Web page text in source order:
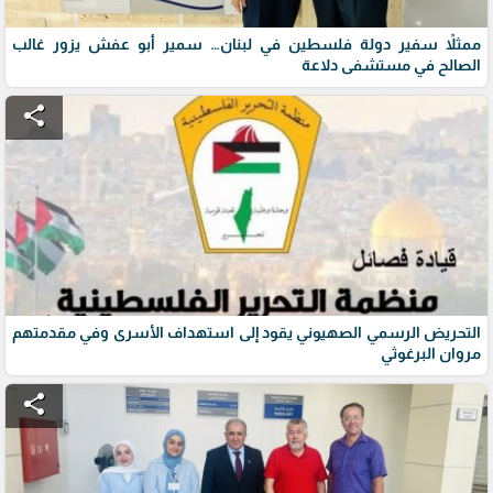
ممثلاً سفير دولة فلسطين في لبنان… سمير أبو عفش يزور غالب
الصالح في مستشفى دلاعة
share
التحريض الرسمي الصهيوني يقود إلى استهداف الأسرى وفي مقدمتهم
مروان البرغوثي
share